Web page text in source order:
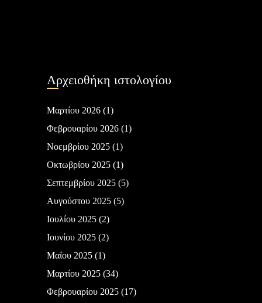
Αρχειοθήκη ιστολογίου
Μαρτίου 2026(1)
Φεβρουαρίου 2026(1)
Νοεμβρίου 2025(1)
Οκτωβρίου 2025(1)
Σεπτεμβρίου 2025(5)
Αυγούστου 2025(5)
Ιουλίου 2025(2)
Ιουνίου 2025(2)
Μαΐου 2025(1)
Μαρτίου 2025(34)
Φεβρουαρίου 2025(17)